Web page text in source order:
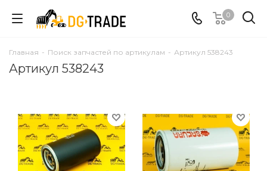
0
Главная - Поиск запчастей по артикулам - Артикул 538243
Артикул 538243